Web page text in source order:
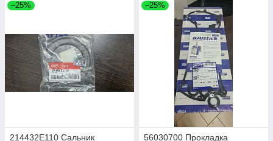
–25%
214432E110 Сальник
–25%
56030700 Прокладка